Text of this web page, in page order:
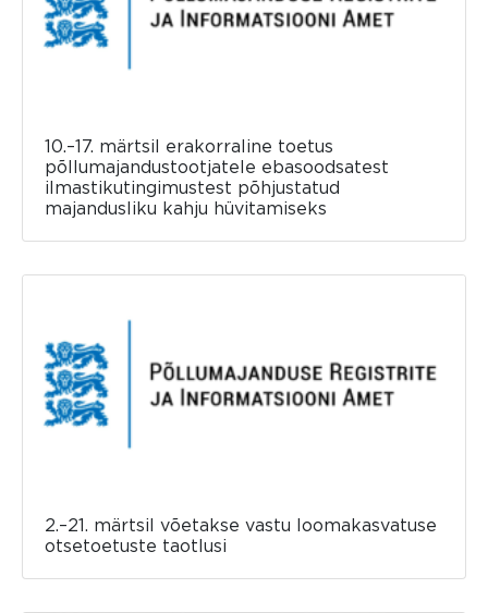
10.–17. märtsil erakorraline toetus
põllumajandustootjatele ebasoodsatest
ilmastikutingimustest põhjustatud
majandusliku kahju hüvitamiseks
2.–21. märtsil võetakse vastu loomakasvatuse
otsetoetuste taotlusi